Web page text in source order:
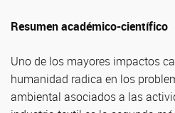
Resumen académico-científico
Uno de los mayores impactos
humanidad radica en los
ambiental asociados a las